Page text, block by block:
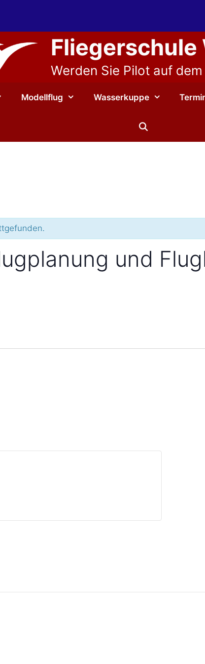
Fliegerschule
Werden Sie Pilot auf
Modellflug Wasserkuppe
und